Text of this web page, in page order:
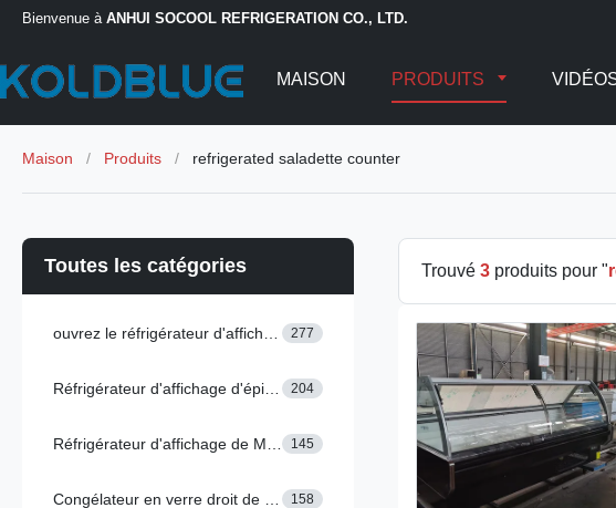
Bienvenue à ANHUI SOCOOL REFRIGERATION CO., LTD.
MAISON PRODUITS
Maison / Produits / refrigerated saladette counter
Toutes les catégories
277
204
145
158
Trouvé 3 produits pour "